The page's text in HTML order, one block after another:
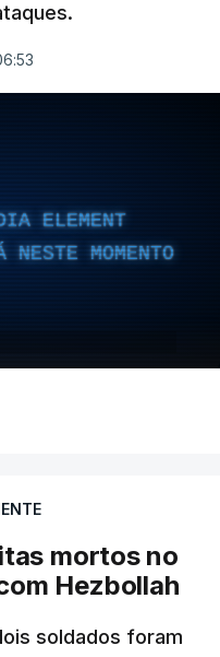
ELEMENT
NESTE MOMENTO
mortos no
Hezbollah
soldados foram